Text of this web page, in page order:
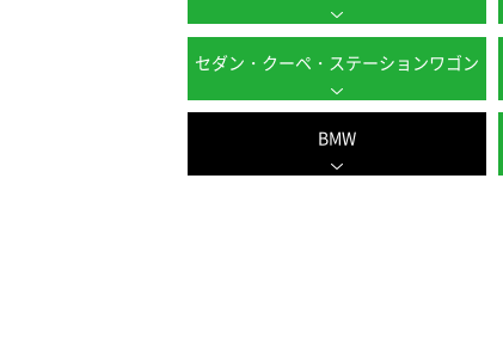
セダン・クーペ・ステーションワゴン
BMW